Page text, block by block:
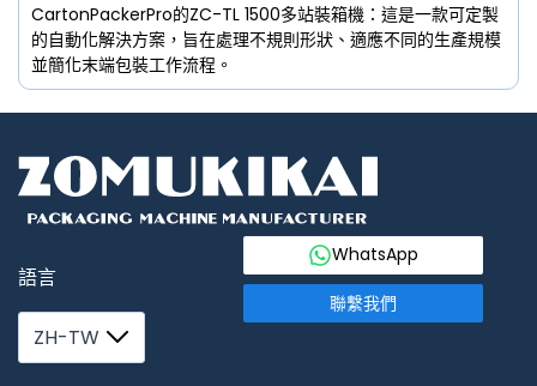
CartonPackerPro的ZC-TL 1500多站裝箱機：這是一款可定製
的自動化解決方案，旨在處理不規則形狀、適應不同的生產規模
並簡化末端包裝工作流程。
語言
ZH-TW
WhatsApp
聯繫我們